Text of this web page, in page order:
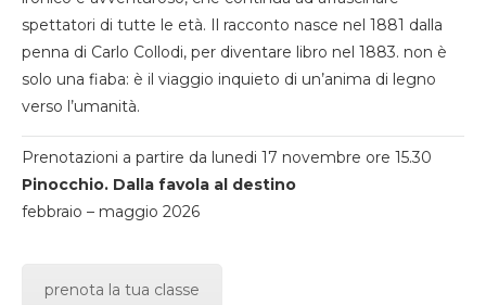
spettatori di tutte le età. Il racconto nasce nel 1881 dalla
penna di Carlo Collodi, per diventare libro nel 1883. non è
solo una fiaba: è il viaggio inquieto di un’anima di legno
verso l’umanità.
Prenotazioni a partire da lunedi 17 novembre ore 15.30
Pinocchio. Dalla favola al destino
febbraio – maggio 2026
prenota la tua classe